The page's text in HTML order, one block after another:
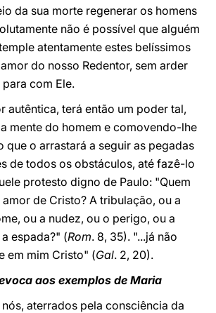
da sua morte regenerar os homens
não é possível que alguém
atentamente estes belíssimos
do nosso Redentor, sem arder
com Ele.
autêntica, terá então um poder tal,
mente do homem e comovendo-lhe
que o arrastará a seguir as pegadas
de todos os obstáculos, até fazê-lo
protesto digno de Paulo: "Quem
de Cristo? A tribulação, ou a
ou a nudez, ou o perigo, ou a
espada?" (Rom. 8, 35). "...já não
em mim Cristo" (Gal. 2, 20).
aos exemplos de Maria
nós, aterrados pela consciência da